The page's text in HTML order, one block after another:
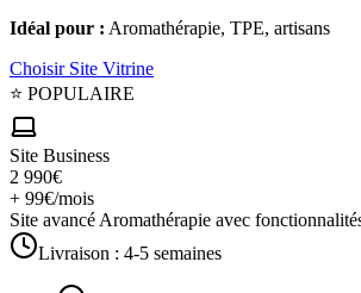
Idéal pour : Aromathérapie, TPE, artisans
Choisir Site Vitrine
⭐ POPULAIRE
Site Business
2 990€
+ 99€/mois
Site avancé Aromathérapie avec
Livraison : 4-5 semaines